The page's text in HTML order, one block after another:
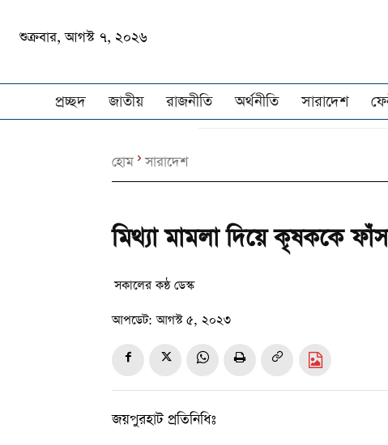
শুক্রবার, আগস্ট ৭, ২০২৬
প্রচ্ছদ জাতীয় রাজনীতি অর্থনীতি সারাদেশ
হোম সারাদেশ
মিথ্যা মামলা দিয়ে কৃষককে
সকালের কন্ঠ ডেস্ক
আপডেট: আগস্ট ৫, ২০২৩
জয়পুরহাট প্রতিনিধিঃ